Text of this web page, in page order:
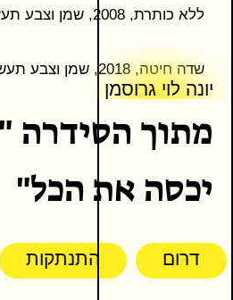
ללא כותרת, 2008, שמן וצבע תעשייתי על בד, 180*180
שדה חיטה, 2018, שמן וצבע תעשייתי על בד, 120*70
יונה לוי גרוסמן
המשך קריאה
מתוך הסידרה
יכסה את הכל"
דרום התנתקות